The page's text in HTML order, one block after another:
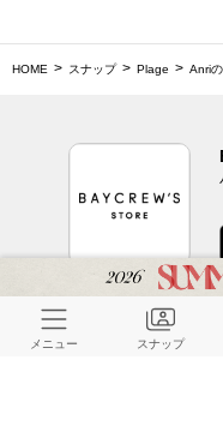
HOME スナップ Plage Anri
メニュー スナップ